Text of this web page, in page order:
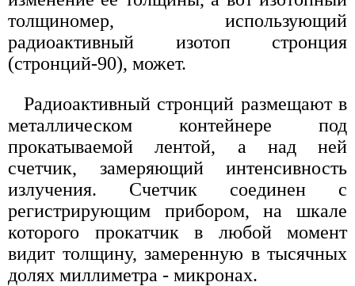
толщиномер, использующий
радиоактивный изотоп стронция
(стронций-90), может.
Радиоактивный стронций размещают в
металлическом контейнере под
прокатываемой лентой, а над ней
счетчик, замеряющий интенсивность
излучения. Счетчик соединен с
регистрирующим прибором, на шкале
которого прокатчик в любой момент
видит толщину, замеренную в тысячных
долях миллиметра - микронах.